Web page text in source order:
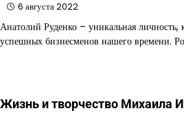
6 августа 2022
Анатолий Руденко – уникальная личность,
успешных бизнесменов нашего времени.
Жизнь и творчество Михаила